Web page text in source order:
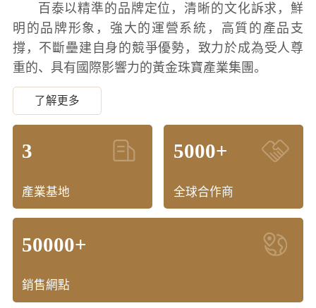
百泰以精準的品牌定位，清晰的文化訴求，鮮
明的品牌形象，強大的運營系統，高質的產品支
撐，不斷壘建自身的競爭優勢，致力於成為受人尊
重的、具有國際影響力的黃金珠寶產業集團。
了解更多
3
產業基地
5000+
全球合作商
50000+
銷售網點